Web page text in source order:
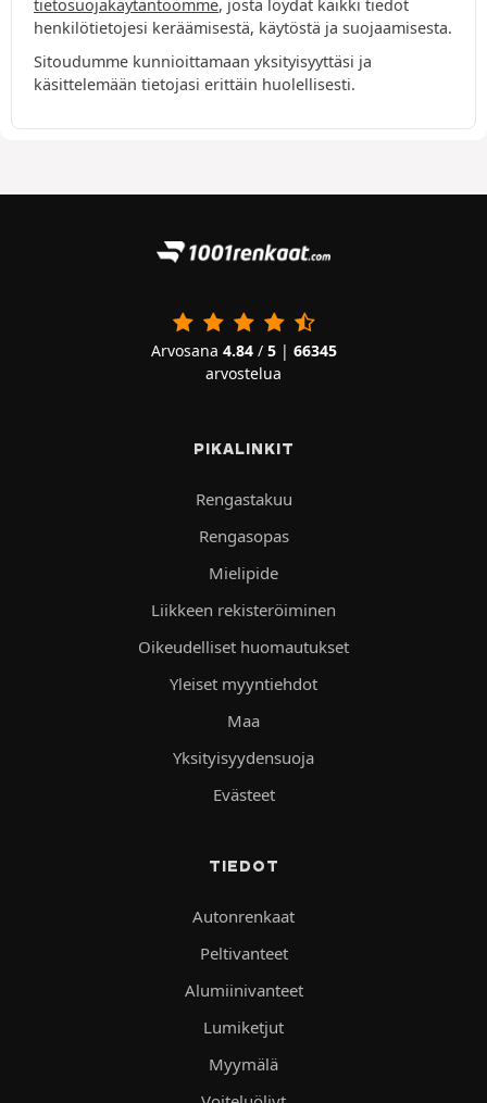
tietosuojakäytäntöömme, josta löydät kaikki tiedot
henkilötietojesi keräämisestä, käytöstä ja suojaamisesta.
Sitoudumme kunnioittamaan yksityisyyttäsi ja
käsittelemään tietojasi erittäin huolellisesti.
Arvosana 4.84/ 5| 66345
arvostelua
PIKALINKIT
Rengastakuu
Rengasopas
Mielipide
Liikkeen rekisteröiminen
Oikeudelliset huomautukset
Yleiset myyntiehdot
Maa
Yksityisyydensuoja
Evästeet
TIEDOT
Autonrenkaat
Peltivanteet
Alumiinivanteet
Lumiketjut
Myymälä